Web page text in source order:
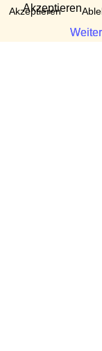
Akzeptieren
Akzeptieren